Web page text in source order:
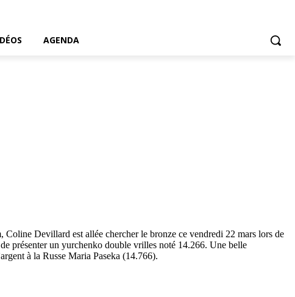
AGENDA
Devillard est allée chercher le bronze ce vendredi 22 mars lors de
présenter un yurchenko double vrilles noté 14.266. Une belle
à la Russe Maria Paseka (14.766).